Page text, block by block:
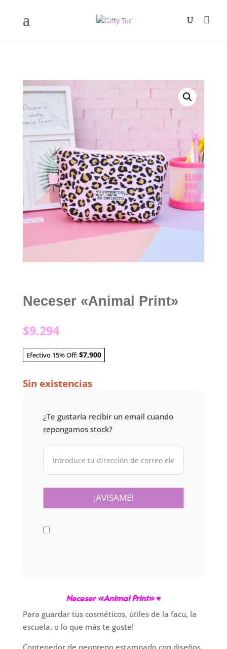
Neceser «Animal Print»
$9.294
Efectivo 15% Off:$7,900
Sin existencias
¿Te gustaría recibir un email cuando
repongamos stock?
Neceser «Animal Print» ♥
Para guardar tus cosméticos, útiles de la facu, la
escuela, o lo que más te guste!
Contenedor de neopreno estampado con diseños